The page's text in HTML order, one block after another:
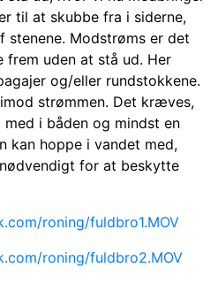
til at skubbe fra i siderne,
stenene. Modstrøms er det
frem uden at stå ud. Her
og/eller rundstokkene.
strømmen. Det kræves,
i båden og mindst en
kan hoppe i vandet med,
for at beskytte
roning/fuldbro1.MOV
roning/fuldbro2.MOV